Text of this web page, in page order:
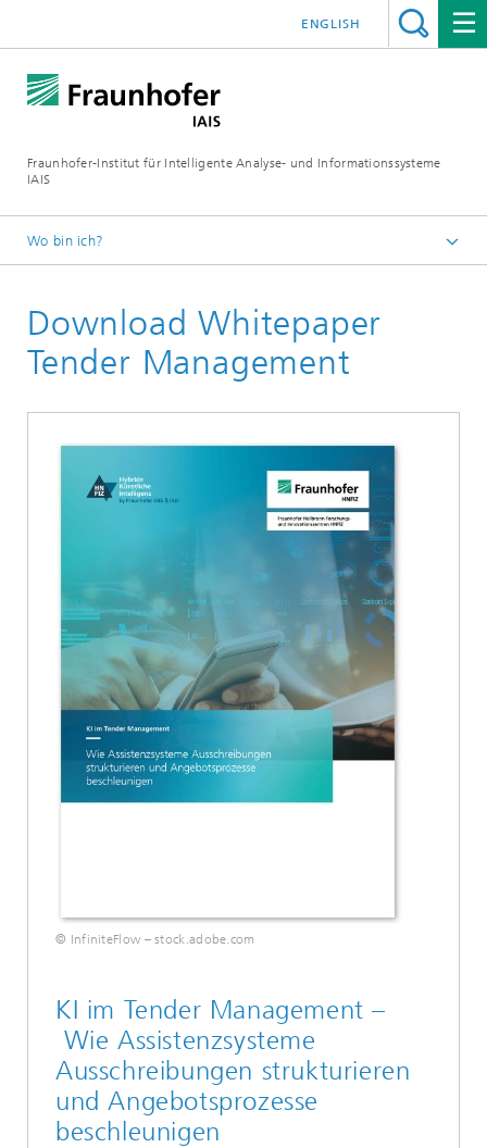
Fraunhofer-Institut für Intelligente Analyse- und Informationssysteme
IAIS
ENGLISH
Wo bin ich?
Publikationen
Studien und Whitepaper
Download Whitepaper
Tender Management
© InfiniteFlow – stock.adobe.com
KI im Tender Management –
Wie Assistenzsysteme
Ausschreibungen strukturieren
und Angebotsprozesse
beschleunigen